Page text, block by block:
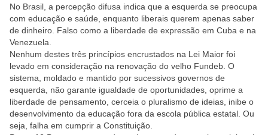
No Brasil, a percepção difusa indica que a esquerda se preocupa
com educação e saúde, enquanto liberais querem apenas saber
de dinheiro. Falso como a liberdade de expressão em Cuba e na
Venezuela.
Nenhum destes três princípios encrustados na Lei Maior foi
levado em consideração na renovação do velho Fundeb. O
sistema, moldado e mantido por sucessivos governos de
esquerda, não garante igualdade de oportunidades, oprime a
liberdade de pensamento, cerceia o pluralismo de ideias, inibe o
desenvolvimento da educação fora da escola pública estatal. Ou
seja, falha em cumprir a Constituição.